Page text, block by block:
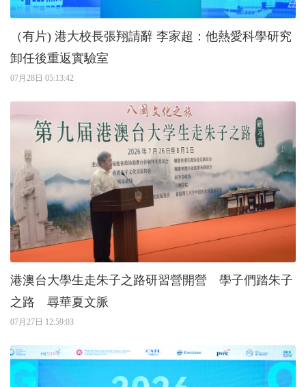
（有片) 港大校長張翔請辭 李家超：他熱愛科學研究
卸任後重返實驗室
07月28日 05:13:42
港澳台大學生走朱子之路研習營開營 學子們踏朱子
之路 尋華夏文脈
07月27日 12:59:03